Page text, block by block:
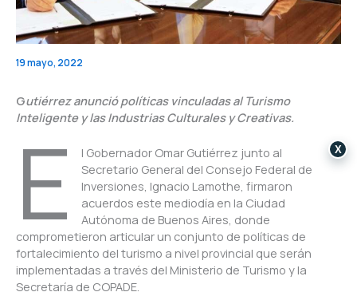
19 mayo, 2022
Gutiérrez anunció políticas vinculadas al Turismo
Inteligente y las Industrias Culturales y Creativas.
E
l Gobernador Omar Gutiérrez junto al
Secretario General del Consejo Federal de
Inversiones, Ignacio Lamothe, firmaron
acuerdos este mediodía en la Ciudad
Autónoma de Buenos Aires, donde
comprometieron articular un conjunto de políticas de
fortalecimiento del turismo a nivel provincial que serán
implementadas a través del Ministerio de Turismo y la
Secretaría de COPADE.
X